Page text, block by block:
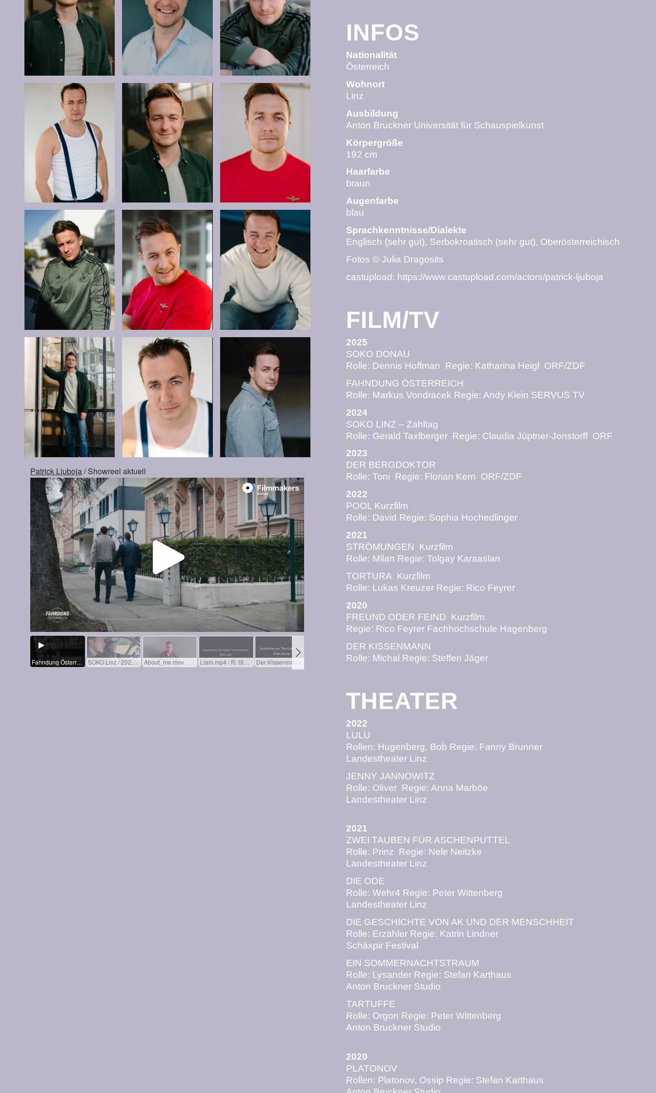
INFOS
Nationalität
Österreich
Wohnort
Linz
Ausbildung
Anton Bruckner Universität für Schauspielkunst
Körpergröße
192 cm
Haarfarbe
braun
Augenfarbe
blau
Sprachkenntnisse/Dialekte
Englisch (sehr gut), Serbokroatisch (sehr gut), Oberösterreichisch
Fotos © Julia Dragosits
castupload: https://www.castupload.com/actors/patrick-ljuboja
FILM/TV
2025
SOKO DONAU
Rolle: Dennis Hoffman Regie: Katharina Heigl ORF/ZDF
FAHNDUNG ÖSTERREICH
Rolle: Markus Vondracek Regie: Andy Klein SERVUS TV
2024
SOKO LINZ – Zahltag
Rolle: Gerald Taxlberger Regie: Claudia Jüptner-Jonstorff ORF
2023
DER BERGDOKTOR
Rolle: Toni Regie: Florian Kern ORF/ZDF
2022
POOL Kurzfilm
Rolle: David Regie: Sophia Hochedlinger
2021
STRÖMUNGEN Kurzfilm
Rolle: Milan Regie: Tolgay Karaaslan
TORTURA Kurzfilm
Rolle: Lukas Kreuzer Regie: Rico Feyrer
2020
FREUND ODER FEIND Kurzfilm
Regie: Rico Feyrer Fachhochschule Hagenberg
DER KISSENMANN
Rolle: Michal Regie: Steffen Jäger
THEATER
2022
LULU
Rollen: Hugenberg, Bob Regie: Fanny Brunner
Landestheater Linz
JENNY JANNOWITZ
Rolle: Oliver Regie: Anna Marböe
Landestheater Linz
2021
ZWEI TAUBEN FÜR ASCHENPUTTEL
Rolle: Prinz Regie: Nele Neitzke
Landestheater Linz
DIE ODE
Rolle: Wehr4 Regie: Peter Wittenberg
Landestheater Linz
DIE GESCHICHTE VON AK UND DER MENSCHHEIT
Rolle: Erzähler Regie: Katrin Lindner
Schäxpir Festival
EIN SOMMERNACHTSTRAUM
Rolle: Lysander Regie: Stefan Karthaus
Anton Bruckner Studio
TARTUFFE
Rolle: Orgon Regie: Peter Wittenberg
Anton Bruckner Studio
2020
PLATONOV
Rollen: Platonov, Ossip Regie: Stefan Karthaus